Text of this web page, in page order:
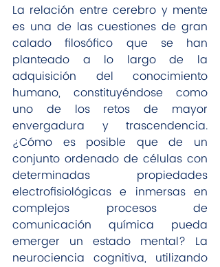
La relación entre cerebro y mente
es una de las cuestiones de gran
calado filosófico que se han
planteado a lo largo de la
adquisición del conocimiento
humano, constituyéndose como
uno de los retos de mayor
envergadura y trascendencia.
¿Cómo es posible que de un
conjunto ordenado de células con
determinadas propiedades
electrofisiológicas e inmersas en
complejos procesos de
comunicación química pueda
emerger un estado mental? La
neurociencia cognitiva, utilizando